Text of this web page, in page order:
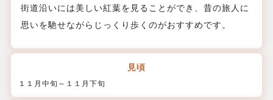
街道沿いには美しい紅葉を見ることができ、昔の旅人に
思いを馳せながらじっくり歩くのがおすすめです。
見頃
１１月中旬～１１月下旬